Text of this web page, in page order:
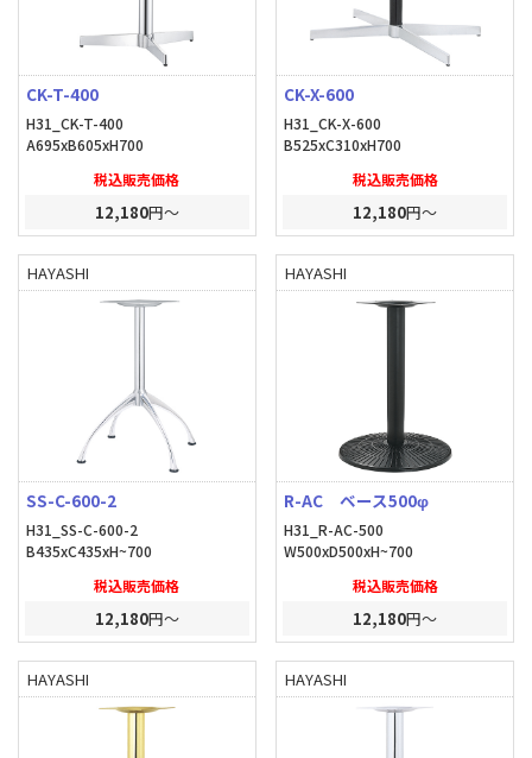
CK-T-400
H31_CK-T-400
A695xB605xH700
税込販売価格
12,180円～
CK-X-600
H31_CK-X-600
B525xC310xH700
税込販売価格
12,180円～
HAYASHI
SS-C-600-2
H31_SS-C-600-2
B435xC435xH~700
税込販売価格
12,180円～
HAYASHI
R-AC ベース500φ
H31_R-AC-500
W500xD500xH~700
税込販売価格
12,180円～
HAYASHI HAYASHI